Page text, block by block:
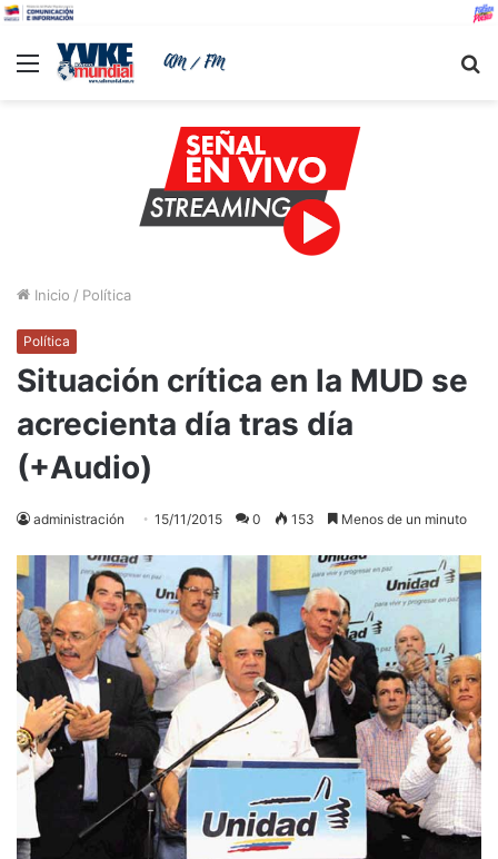
Menu
Inicio / Política
Política
Situación crítica en la MUD se
acrecienta día tras día
(+Audio)
administración 15/11/2015 0 153 Menos de un minuto